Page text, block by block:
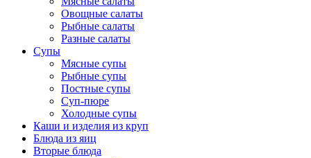
Овощные салаты
Рыбные салаты
Разные салаты
Супы
Мясные супы
Рыбные супы
Постные супы
Суп-пюре
Холодные супы
Каши и изделия из круп
Блюда из яиц
Вторые блюда